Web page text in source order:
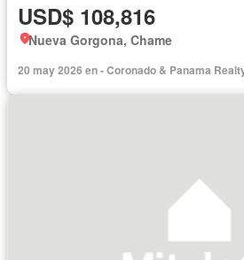
USD$ 108,816
Nueva Gorgona, Chame
20 may 2026 en - Coronado & Panama